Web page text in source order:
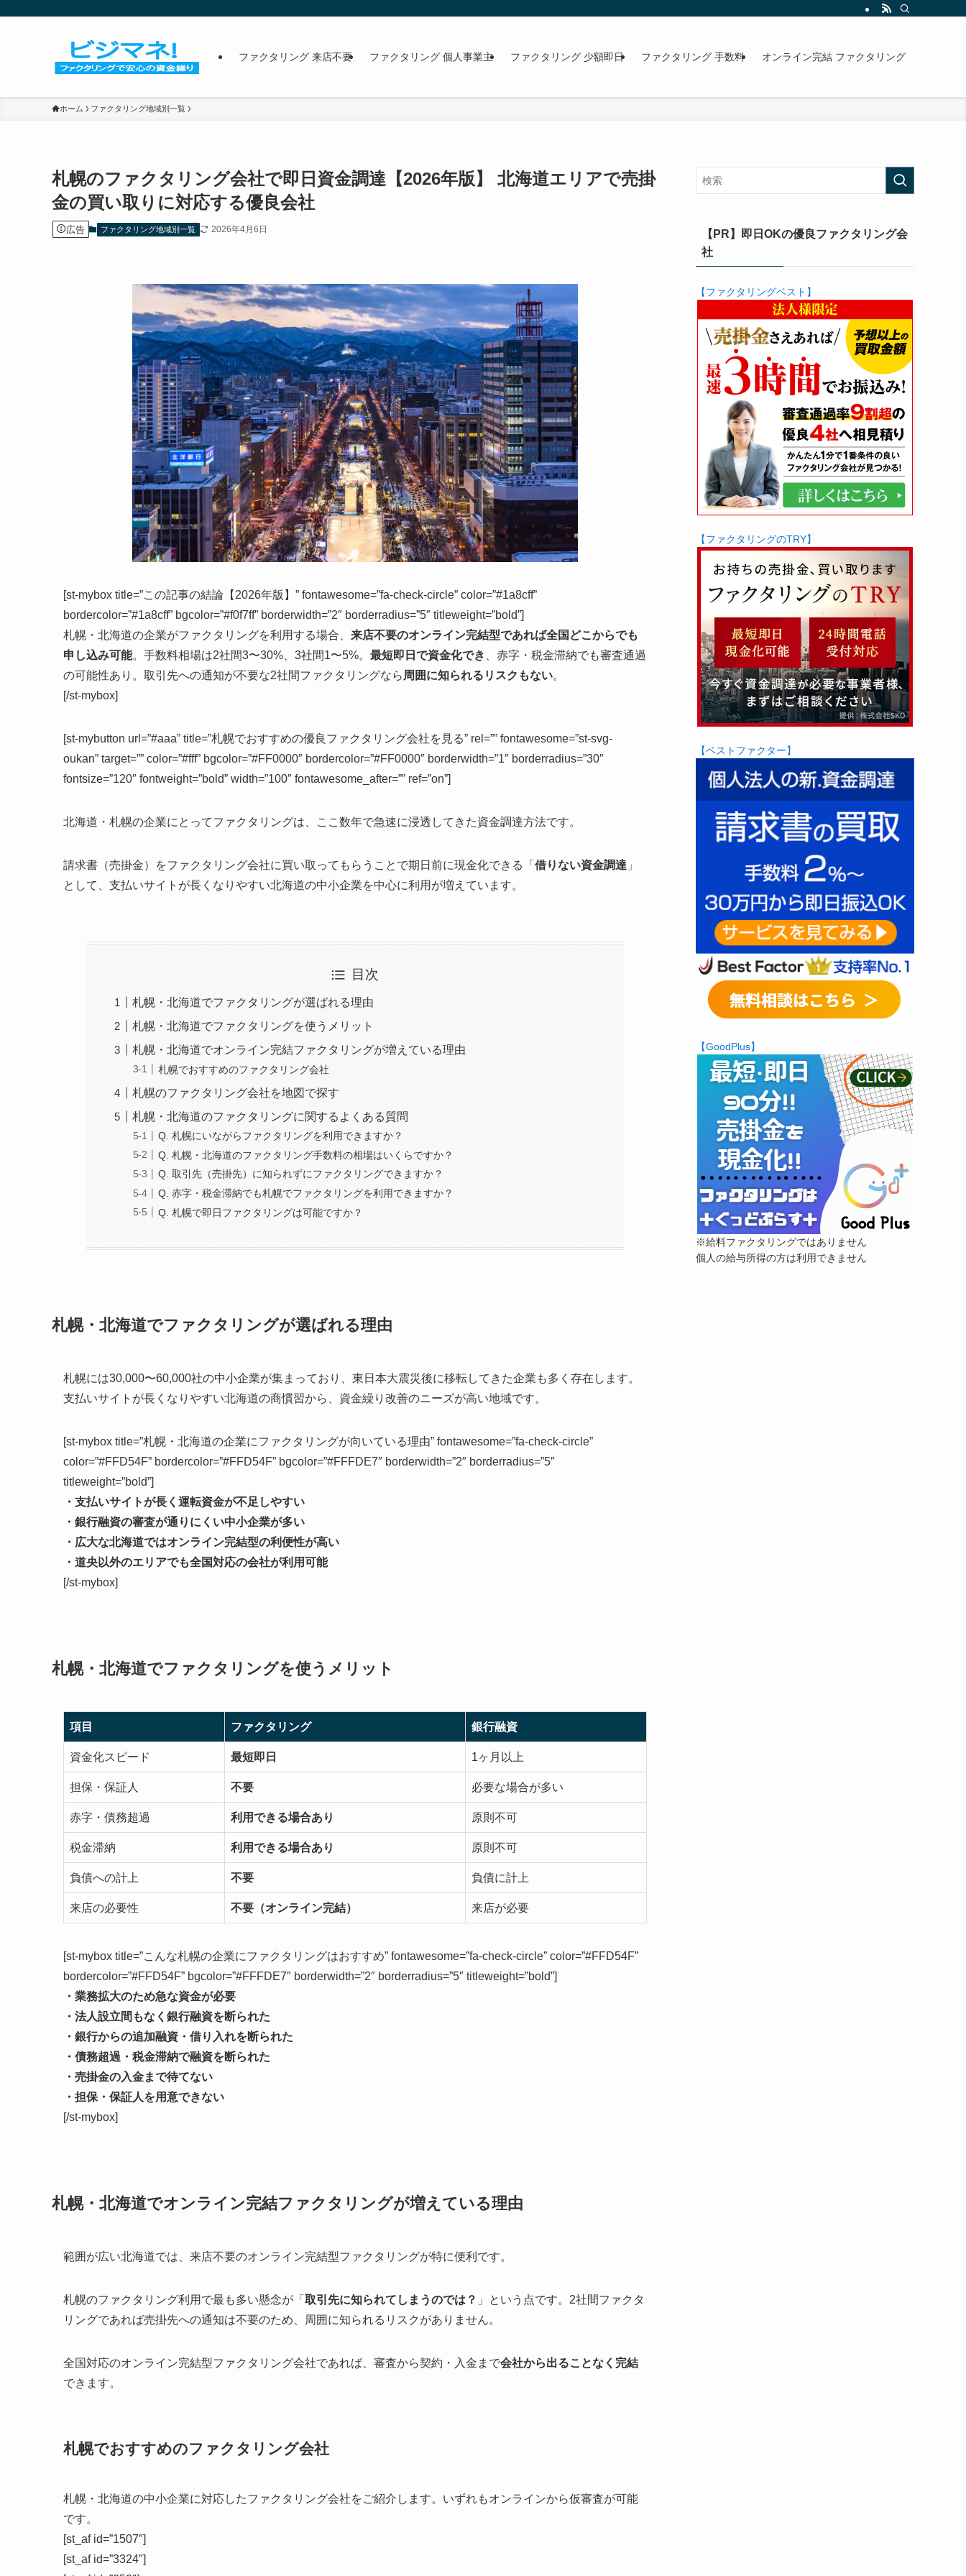
ファクタリング 来店不要 ファクタリング 個人事業主 ファクタリング 少額即日 ファクタリング 手数料 オンライン完結 ファクタリング
ホーム ファクタリング地域別一覧
札幌のファクタリング会社で即日資金調達【2026年版】 北海道エリアで売掛
金の買い取りに対応する優良会社
広告 ファクタリング地域別一覧 2026年4月6日
[st-mybox title=”この記事の結論【2026年版】” fontawesome=”fa-check-circle” color=”#1a8cff”
bordercolor=”#1a8cff” bgcolor=”#f0f7ff” borderwidth=”2″ borderradius=”5″ titleweight=”bold”]
札幌・北海道の企業がファクタリングを利用する場合、 来店不要のオンライン完結型であれば全国どこからでも
申し込み可能。手数料相場は2社間3〜30%、3社間1〜5%。 最短即日で資金化でき
、赤字・税金滞納でも審査通過
の可能性あり。取引先への通知が不要な2社間ファクタリングなら 周囲に知られるリスクもない。
[/st-mybox]
[st-mybutton url=”#aaa” title=”札幌でおすすめの優良ファクタリング会社を見る” rel=”” fontawesome=”st-svg-
oukan” target=”” color=”#fff” bgcolor=”#FF0000″ bordercolor=”#FF0000″ borderwidth=”1″ borderradius=”30″
fontsize=”120″ fontweight=”bold” width=”100″ fontawesome_after=”” ref=”on”]
北海道・札幌の企業にとってファクタリングは、ここ数年で急速に浸透してきた資金調達方法です。
請求書（売掛金）をファクタリング会社に買い取ってもらうことで期日前に現金化できる「 借りない資金調達 」
として、支払いサイトが長くなりやすい北海道の中小企業を中心に利用が増えています。
目次
札幌・北海道でファクタリングが選ばれる理由
札幌・北海道でファクタリングを使うメリット
札幌・北海道でオンライン完結ファクタリングが増えている理由
札幌でおすすめのファクタリング会社
札幌のファクタリング会社を地図で探す
札幌・北海道のファクタリングに関するよくある質問
Q. 札幌にいながらファクタリングを利用できますか？
Q. 札幌・北海道のファクタリング手数料の相場はいくらですか？
Q. 取引先（売掛先）に知られずにファクタリングできますか？
Q. 赤字・税金滞納でも札幌でファクタリングを利用できますか？
Q. 札幌で即日ファクタリングは可能ですか？
札幌・北海道でファクタリングが選ばれる理由
札幌には30,000〜60,000社の中小企業が集まっており、東日本大震災後に移転してきた企業も多く存在します。
支払いサイトが長くなりやすい北海道の商慣習から、資金繰り改善のニーズが高い地域です。
[st-mybox title=”札幌・北海道の企業にファクタリングが向いている理由” fontawesome=”fa-check-circle”
color=”#FFD54F” bordercolor=”#FFD54F” bgcolor=”#FFFDE7″ borderwidth=”2″ borderradius=”5″
titleweight=”bold”]
・支払いサイトが長く運転資金が不足しやすい
・銀行融資の審査が通りにくい中小企業が多い
・広大な北海道ではオンライン完結型の利便性が高い
・道央以外のエリアでも全国対応の会社が利用可能
[/st-mybox]
札幌・北海道でファクタリングを使うメリット
項目 ファクタリング 銀行融資
資金化スピード 最短即日 1ヶ月以上
担保・保証人 不要 必要な場合が多い
赤字・債務超過 利用できる場合あり 原則不可
税金滞納 利用できる場合あり 原則不可
負債への計上 不要 負債に計上
来店の必要性 不要（オンライン完結） 来店が必要
[st-mybox title=”こんな札幌の企業にファクタリングはおすすめ” fontawesome=”fa-check-circle” color=”#FFD54F”
bordercolor=”#FFD54F” bgcolor=”#FFFDE7″ borderwidth=”2″ borderradius=”5″ titleweight=”bold”]
・業務拡大のため急な資金が必要
・法人設立間もなく銀行融資を断られた
・銀行からの追加融資・借り入れを断られた
・債務超過・税金滞納で融資を断られた
・売掛金の入金まで待てない
・担保・保証人を用意できない
[/st-mybox]
札幌・北海道でオンライン完結ファクタリングが増えている理由
範囲が広い北海道では、来店不要のオンライン完結型ファクタリングが特に便利です。
札幌のファクタリング利用で最も多い懸念が「 取引先に知られてしまうのでは？ 」という点です。2社間ファクタ
リングであれば売掛先への通知は不要のため、周囲に知られるリスクがありません。
全国対応のオンライン完結型ファクタリング会社であれば、審査から契約・入金まで会社から出ることなく完結
できます。
札幌でおすすめのファクタリング会社
札幌・北海道の中小企業に対応したファクタリング会社をご紹介します。いずれもオンラインから仮審査が可能
です。
[st_af id=”1507″]
[st_af id=”3324″]
【PR】即日OKの優良ファクタリング会
社
【ファクタリングベスト】
【ファクタリングのTRY】
【ベストファクター】
【GoodPlus】
※給料ファクタリングではありません
個人の給与所得の方は利用できません